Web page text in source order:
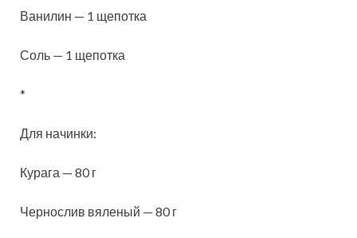
Ванилин — 1 щепотка
Соль — 1 щепотка
*
Для начинки:
Курага — 80 г
Чернослив вяленый — 80 г